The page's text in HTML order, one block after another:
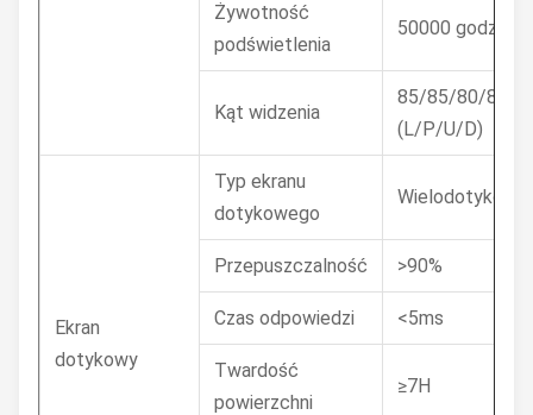
Żywotność
podświetlenia
50000 godz.
Kąt widzenia
85/85/80/80
(L/P/U/D)
Ekran
dotykowy
Typ ekranu
dotykowego
Wielodotykowy
Przepuszczalność >90%
Czas odpowiedzi <5ms
Twardość
powierzchni
≥7H